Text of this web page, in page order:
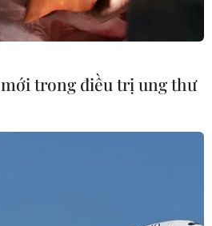
nợ xấu.
trong điều trị ung thư